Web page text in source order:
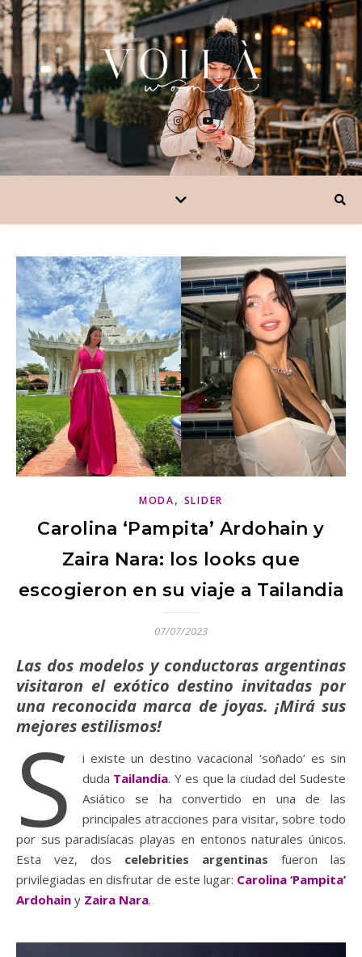
MODA, SLIDER
Carolina ‘Pampita’ Ardohain y
Zaira Nara: los looks que
escogieron en su viaje a Tailandia
07/07/2023
Las dos modelos y conductoras argentinas
visitaron el exótico destino invitadas por
una reconocida marca de joyas. ¡Mirá sus
mejores estilismos!
S
i existe un destino vacacional ‘soñado’ es sin
duda Tailandia. Y es que la ciudad del Sudeste
Asiático se ha convertido en una de las
principales atracciones para visitar, sobre todo
por sus paradisíacas playas en entonos naturales únicos.
Esta vez, dos celebrities argentinas fueron las
privilegiadas en disfrutar de este lugar: Carolina ‘Pampita’
Ardohain y Zaira Nara.